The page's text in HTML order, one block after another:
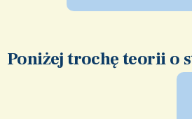
Poniżej trochę teorii o